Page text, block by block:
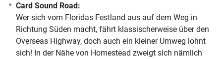
Card Sound Road:
Wer sich vom Floridas Festland aus auf dem Weg in
Richtung Süden macht, fährt klassischerweise über den
Overseas Highway, doch auch ein kleiner Umweg lohnt
sich! In der Nähe von Homestead zweigt sich nämlich